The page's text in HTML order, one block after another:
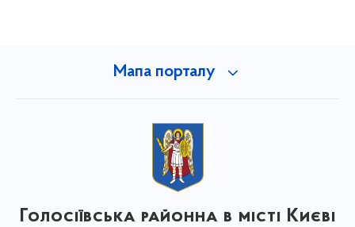
Мапа порталу
Голосіївська районна в місті Києві